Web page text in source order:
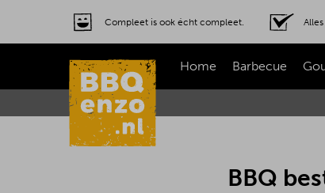
Compleet is ook écht compleet.
Home Barbecue
BBQ